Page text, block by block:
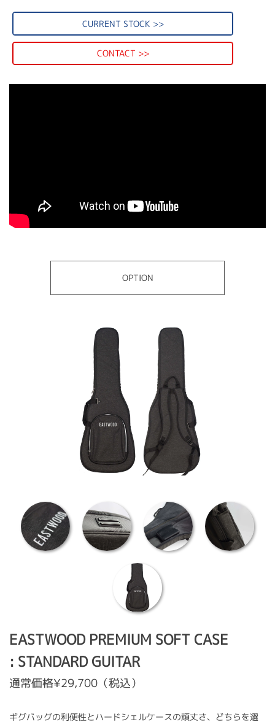
CURRENT STOCK >>
CONTACT >>
OPTION
EASTWOOD PREMIUM SOFT CASE
: STANDARD GUITAR
通常価格¥29,700（税込）
ギグバッグの利便性とハードシェルケースの頑丈さ、どちらを選